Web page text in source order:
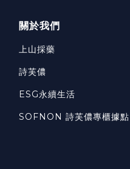
關於我們
上山採藥
詩芙儂
ESG永續生活
SOFNON 詩芙儂專櫃據點